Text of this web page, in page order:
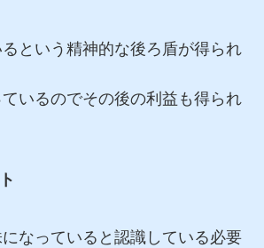
という精神的な後ろ盾が得られ
いるのでその後の利益も得られ
なっていると認識している必要